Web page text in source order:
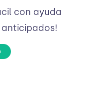
con ayuda
anticipados!